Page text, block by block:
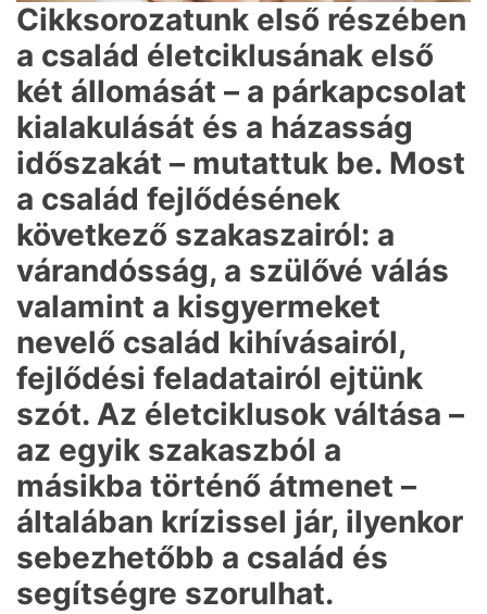
Cikksorozatunk első részében
a család életciklusának első
két állomását – a párkapcsolat
kialakulását és a házasság
időszakát – mutattuk be. Most
a család fejlődésének
következő szakaszairól: a
várandósság, a szülővé válás
valamint a kisgyermeket
nevelő család kihívásairól,
fejlődési feladatairól ejtünk
szót. Az életciklusok váltása –
az egyik szakaszból a
másikba történő átmenet –
általában krízissel jár, ilyenkor
sebezhetőbb a család és
segítségre szorulhat.